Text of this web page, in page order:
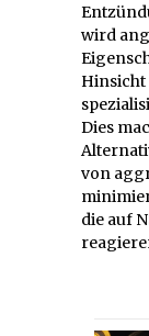
wird
Hinsicht
Dies
von
die auf